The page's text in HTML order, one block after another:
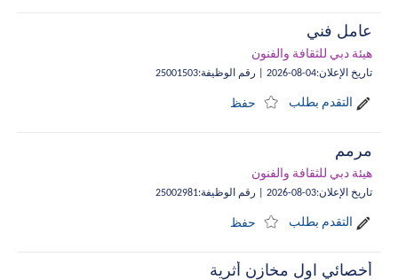
عامل فني
هيئة دبي للثقافة والفنون
تاريخ الإعلان:
04-08-2026 رقم الوظيفة:
25001503
التقدم بطلب حفظ
مرمم
هيئة دبي للثقافة والفنون
تاريخ الإعلان:
03-08-2026 رقم الوظيفة:
25002981
التقدم بطلب حفظ
أخصائي اول مخازن أثرية